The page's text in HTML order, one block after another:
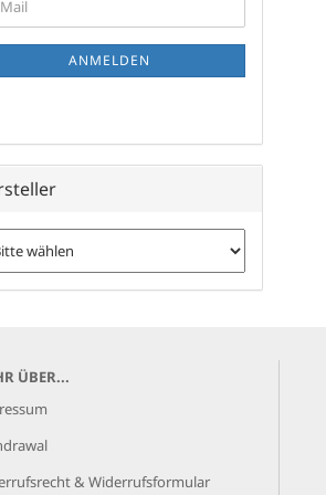
ANMELDEN
ÜBER...
& Widerrufsformular